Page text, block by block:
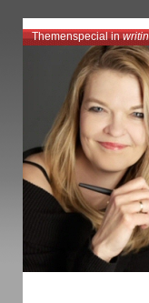
Themenspecial in